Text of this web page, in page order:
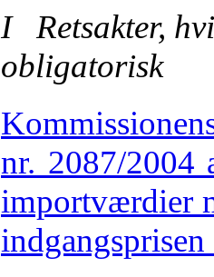
I Retsakter,
obligatorisk
nr. 2087/2004
importværdier